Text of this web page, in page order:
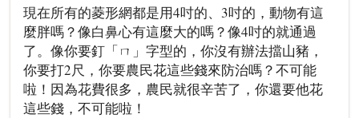
現在所有的菱形網都是用4吋的、3吋的，動物有這
麼胖嗎？像白鼻心有這麼大的嗎？像4吋的就通過
了。像你要釘「ㄇ」字型的，你沒有辦法擋山豬，
你要打2尺，你要農民花這些錢來防治嗎？不可能
啦！因為花費很多，農民就很辛苦了，你還要他花
這些錢，不可能啦！